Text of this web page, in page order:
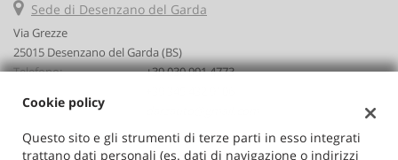
Sede di Desenzano del Garda
Via Grezze
25015 Desenzano del Garda (BS)
Telefono:
+39 030 991 4773
Email:
Indicazioni stradali
Cookie policy
Questo sito e gli strumenti di terze parti in esso integrati
trattano dati personali (es. dati di navigazione o indirizzi